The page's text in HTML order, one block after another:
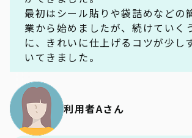
最初はシール貼りや袋詰めなどの
業から始めましたが、続けていく
に、きれいに仕上げるコツが少し
いてきました。
利用者Aさん